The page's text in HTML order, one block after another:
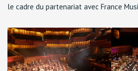
le cadre du partenariat avec France